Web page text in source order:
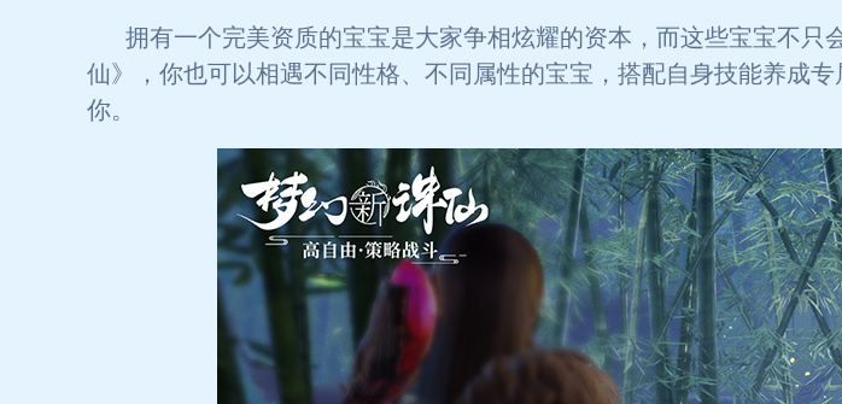
拥有一个完美资质的宝宝是大家争相炫耀的资本，而这些宝宝不
仙》，你也可以相遇不同性格、不同属性的宝宝，搭配自身技能养成
你。